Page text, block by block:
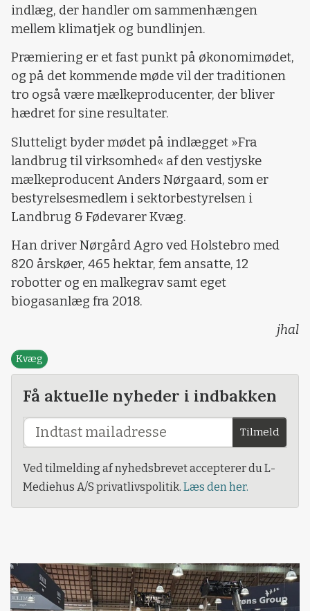
indlæg, der handler om sammenhængen
mellem klimatjek og bundlinjen.
Præmiering er et fast punkt på økonomimødet,
og på det kommende møde vil der traditionen
tro også være mælkeproducenter, der bliver
hædret for sine resultater.
Slutteligt byder mødet på indlægget »Fra
landbrug til virksomhed« af den vestjyske
mælkeproducent Anders Nørgaard, som er
bestyrelsesmedlem i sektorbestyrelsen i
Landbrug & Fødevarer Kvæg.
Han driver Nørgård Agro ved Holstebro med
820 årskøer, 465 hektar, fem ansatte, 12
robotter og en malkegrav samt eget
biogasanlæg fra 2018.
jhal
Kvæg
Få aktuelle nyheder i indbakken
Tilmeld
Ved tilmelding af nyhedsbrevet accepterer du L-
Mediehus A/S privatlivspolitik. Læs den her.